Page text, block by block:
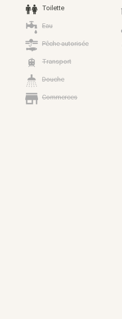
Toilette
Eau
Pêche autorisée
Transport
Douche
Commerces